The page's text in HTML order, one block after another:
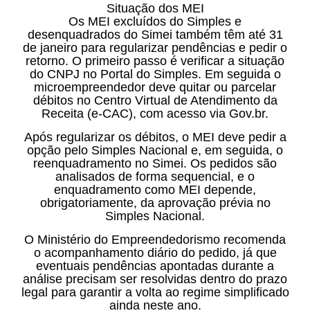
Situação dos MEI
Os MEI excluídos do Simples e
desenquadrados do Simei também têm até 31
de janeiro para regularizar pendências e pedir o
retorno. O primeiro passo é verificar a situação
do CNPJ no Portal do Simples. Em seguida o
microempreendedor deve quitar ou parcelar
débitos no Centro Virtual de Atendimento da
Receita (e-CAC), com acesso via Gov.br.
Após regularizar os débitos, o MEI deve pedir a
opção pelo Simples Nacional e, em seguida, o
reenquadramento no Simei. Os pedidos são
analisados de forma sequencial, e o
enquadramento como MEI depende,
obrigatoriamente, da aprovação prévia no
Simples Nacional.
O Ministério do Empreendedorismo recomenda
o acompanhamento diário do pedido, já que
eventuais pendências apontadas durante a
análise precisam ser resolvidas dentro do prazo
legal para garantir a volta ao regime simplificado
ainda neste ano.